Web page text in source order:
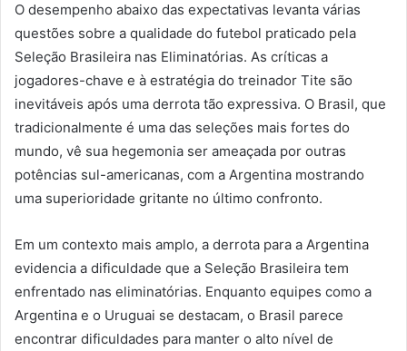
O desempenho abaixo das expectativas levanta várias
questões sobre a qualidade do futebol praticado pela
Seleção Brasileira nas Eliminatórias. As críticas a
jogadores-chave e à estratégia do treinador Tite são
inevitáveis após uma derrota tão expressiva. O Brasil, que
tradicionalmente é uma das seleções mais fortes do
mundo, vê sua hegemonia ser ameaçada por outras
potências sul-americanas, com a Argentina mostrando
uma superioridade gritante no último confronto.
Em um contexto mais amplo, a derrota para a Argentina
evidencia a dificuldade que a Seleção Brasileira tem
enfrentado nas eliminatórias. Enquanto equipes como a
Argentina e o Uruguai se destacam, o Brasil parece
encontrar dificuldades para manter o alto nível de